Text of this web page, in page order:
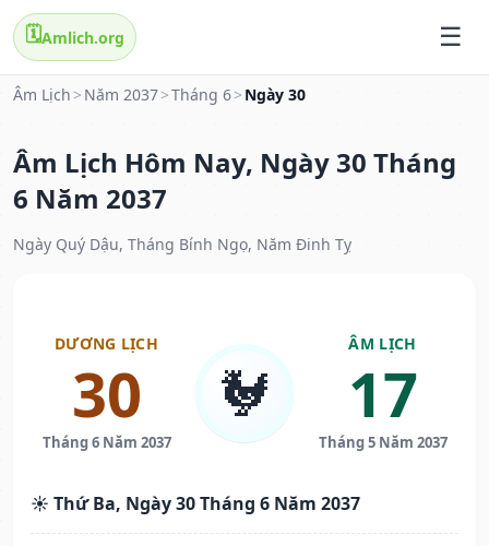
🗓️Amlich.org
Âm Lịch > Năm 2037>Tháng 6> Ngày 30
Âm Lịch Hôm Nay, Ngày 30 Tháng
6 Năm 2037
Ngày Quý Dậu, Tháng Bính Ngọ, Năm Đinh Tỵ
DƯƠNG LỊCH
30
Tháng 6 Năm 2037
🐓
ÂM LỊCH
17
Tháng 5 Năm 2037
☀️ Thứ Ba, Ngày 30 Tháng 6 Năm 2037